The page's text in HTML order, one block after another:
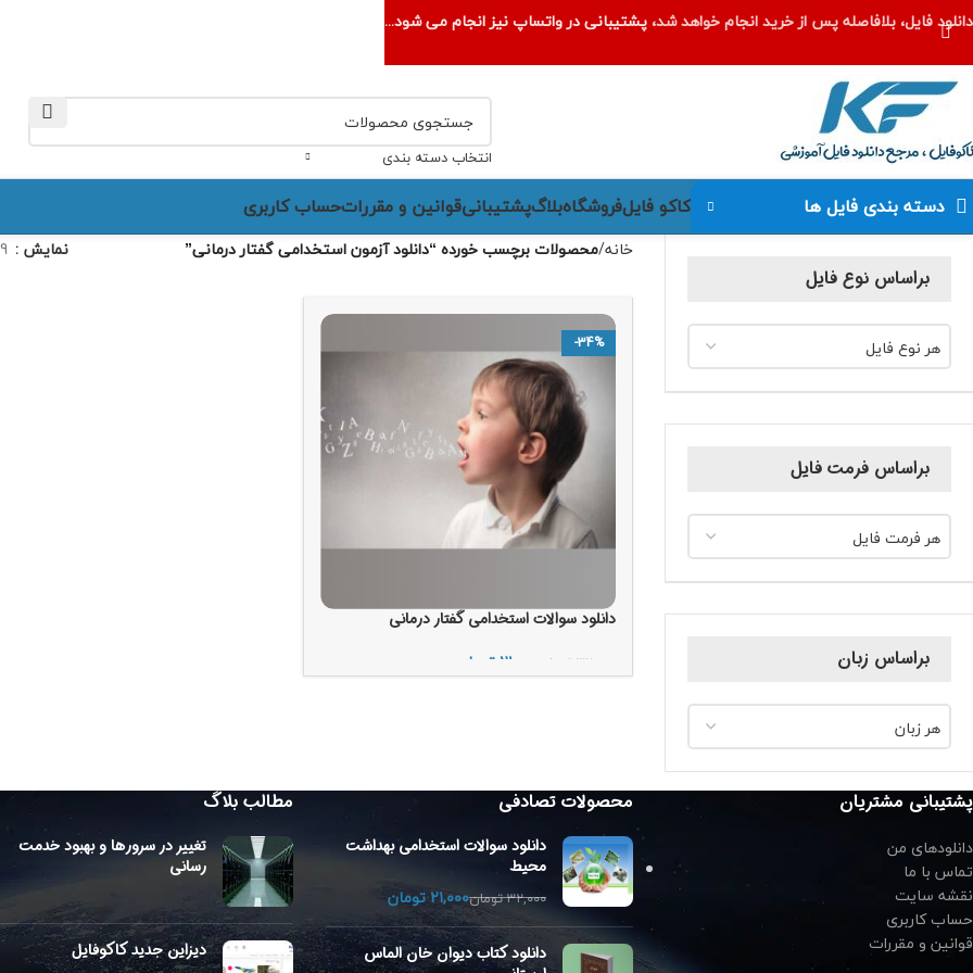
انتخاب دسته بندی
دسته بندی فایل ها کاکو فایلفروشگاهبلاگپشتیبانیقوانین و مقرراتحساب کاربری
براساس نوع فایل
هر نوع فایل
براساس فرمت فایل
هر فرمت فایل
براساس زبان
هر زبان
خانه محصولات برچسب خورده “دانلود آزمون استخدامی گفتار درمانی” نمایش 9
-34%
دانلود سوالات استخدامی گفتار درمانی
۳۲,۰۰۰ تومان ۲۱,۰۰۰ تومان
پشتیبانی مشتریان
دانلودهای من
تماس با ما
نقشه سایت
حساب کاربری
قوانین و مقررات
محصولات تصادفی
دانلود سوالات استخدامی بهداشت
محیط
۳۲,۰۰۰تومان۲۱,۰۰۰تومان
دانلود کتاب دیوان خان الماس
مطالب بلاگ
تغییر در سرورها و بهبود خدمت
رسانی
دیزاین جدید کاکوفایل
دانلود فایل، بلافاصله پس از خرید انجام خواهد شد،پشتیبانی در واتساپ نیز انجام می شود...